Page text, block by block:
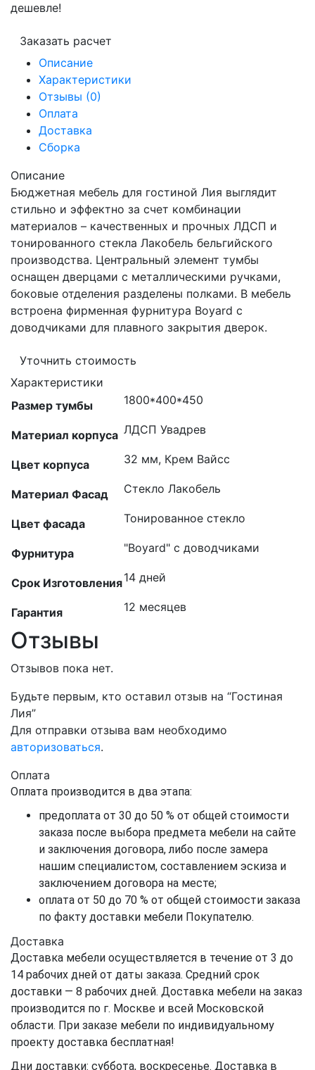
дешевле!
Заказать расчет
Описание
Характеристики
Отзывы (0)
Оплата
Доставка
Сборка
Описание
Бюджетная мебель для гостиной Лия выглядит
стильно и эффектно за счет комбинации
материалов – качественных и прочных ЛДСП и
тонированного стекла Лакобель бельгийского
производства. Центральный элемент тумбы
оснащен дверцами с металлическими ручками,
боковые отделения разделены полками. В мебель
встроена фирменная фурнитура Boyard с
доводчиками для плавного закрытия дверок.
Уточнить стоимость
Характеристики
Размер тумбы
1800*400*450
Материал корпуса ЛДСП Увадрев
Цвет корпуса 32 мм, Крем Вайсс
Материал Фасад Стекло Лакобель
Цвет фасада Тонированное стекло
Фурнитура "Boyard" с доводчиками
Срок Изготовления14 дней
Гарантия 12 месяцев
Отзывы
Отзывов пока нет.
Будьте первым, кто оставил отзыв на “Гостиная
Лия”
Для отправки отзыва вам необходимо
авторизоваться.
Оплата
Оплата производится в два этапа:
предоплата от 30 до 50 % от общей стоимости
заказа после выбора предмета мебели на сайте
и заключения договора, либо после замера
нашим специалистом, составлением эскиза и
заключением договора на месте;
оплата от 50 до 70 % от общей стоимости заказа
по факту доставки мебели Покупателю.
Доставка
Доставка мебели осуществляется в течение от 3 до
14 рабочих дней от даты заказа. Средний срок
доставки — 8 рабочих дней. Доставка мебели на заказ
производится по г. Москве и всей Московской
области. При заказе мебели по индивидуальному
проекту доставка бесплатная!
Дни доставки: суббота, воскресенье. Доставка в